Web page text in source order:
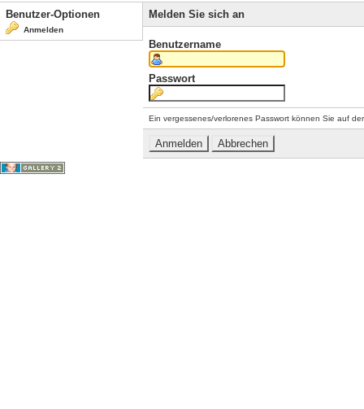
Benutzer-Optionen
Anmelden
Melden Sie sich an
Benutzername
Passwort
Ein vergessenes/verlorenes Passwort können Sie auf